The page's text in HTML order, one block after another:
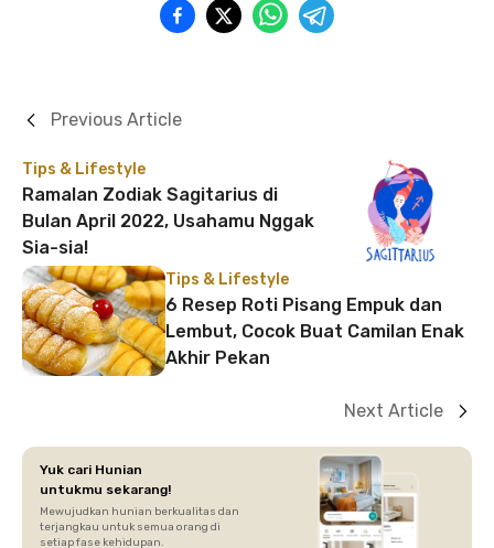
Tips & Lifestyle
Ramalan Zodiak Sagitarius di
Bulan April 2022, Usahamu Nggak
Sia-sia!
Previous Article
Tips & Lifestyle
6 Resep Roti Pisang Empuk dan
Lembut, Cocok Buat Camilan Enak
Akhir Pekan
Next Article
Yuk cari Hunian
untukmu sekarang!
Mewujudkan hunian berkualitas dan
terjangkau untuk semua orang di
setiap fase kehidupan.